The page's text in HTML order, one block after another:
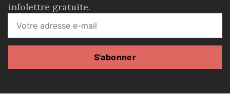
infolettre gratuite.
S'abonner